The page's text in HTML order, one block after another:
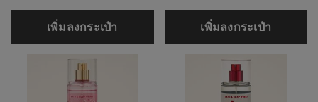
เพิ่มลงกระเป๋า เพิ่มลงกระเป๋า